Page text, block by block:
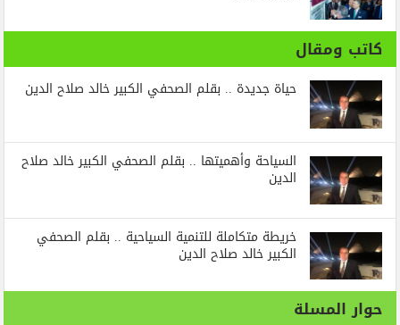
كاتب ومقال
حياة جديدة .. بقلم الصحفي الكبير خالد صلاح الدين
السياحة وأهميتها .. بقلم الصحفي الكبير خالد صلاح
الدين
خريطة متكاملة للتنمية السياحية .. بقلم الصحفي
الكبير خالد صلاح الدين
حوار المسلة